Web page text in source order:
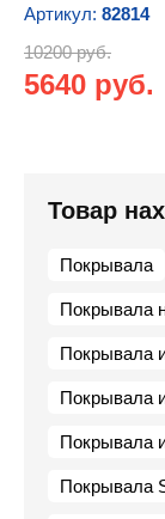
Артикул: 82814
10200 руб.
5640 руб.
Товар
Покрывала
Покрывала
Покрывала
Покрывала
Покрывала
Покрывала